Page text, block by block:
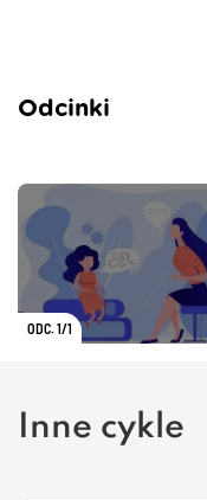
Odcinki
ODC. 1/1
Inne cykle